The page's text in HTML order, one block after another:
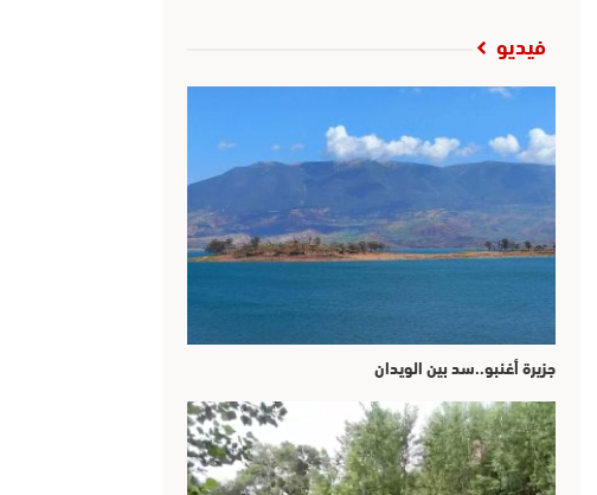
فيديو
جزيرة أغنبو..سد بين الويدان